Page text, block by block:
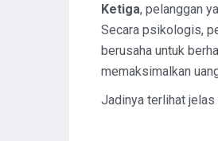
Ketiga, pelanggan
Secara psikologis,
berusaha untuk
memaksimalkan
Jadinya terlihat jelas